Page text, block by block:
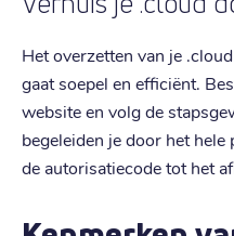
Het overzetten van je
gaat soepel en efficiënt.
website en volg de
begeleiden je door het hele
de autorisatiecode tot het